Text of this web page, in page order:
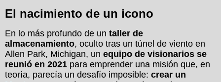
El nacimiento de un icono
En lo más profundo de un taller de
almacenamiento, oculto tras un túnel de viento en
Allen Park, Michigan, un equipo de visionarios se
reunió en 2021 para emprender una misión que, en
teoría, parecía un desafío imposible: crear un